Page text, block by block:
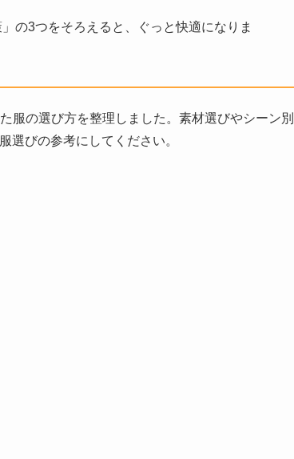
の3つをそろえると、ぐっと快適になりま
服の選び方を整理しました。素材選びやシーン別
選びの参考にしてください。